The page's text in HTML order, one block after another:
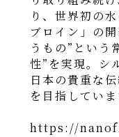
り、世界初の
ブロイン」の
うもの”という
性”を実現。シ
日本の貴重な
を目指していま
https://